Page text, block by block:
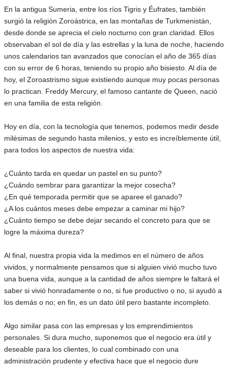
En la antigua Sumeria, entre los ríos Tigris y Éufrates, también
surgió la religión Zoroástrica, en las montañas de Turkmenistán,
desde donde se aprecia el cielo nocturno con gran claridad. Ellos
observaban el sol de día y las estrellas y la luna de noche, haciendo
unos calendarios tan avanzados que conocían el año de 365 días
con su error de 6 horas, teniendo su propio año bisiesto. Al día de
hoy, el Zoroastrismo sigue existiendo aunque muy pocas personas
lo practican. Freddy Mercury, el famoso cantante de Queen, nació
en una familia de esta religión.
Hoy en día, con la tecnología que tenemos, podemos medir desde
milésimas de segundo hasta milenios, y esto es increíblemente útil,
para todos los aspectos de nuestra vida:
¿Cuánto tarda en quedar un pastel en su punto?
¿Cuándo sembrar para garantizar la mejor cosecha?
¿En qué temporada permitir que se aparee el ganado?
¿A los cuántos meses debe empezar a caminar mi hijo?
¿Cuánto tiempo se debe dejar secando el concreto para que se
logre la máxima dureza?
Al final, nuestra propia vida la medimos en el número de años
vividos, y normalmente pensamos que si alguien vivió mucho tuvo
una buena vida, aunque a la cantidad de años siempre le faltará el
saber si vivió honradamente o no, si fue productivo o no, si ayudó a
los demás o no; en fin, es un dato útil pero bastante incompleto.
Algo similar pasa con las empresas y los emprendimientos
personales. Si dura mucho, suponemos que el negocio era útil y
deseable para los clientes, lo cual combinado con una
administración prudente y efectiva hace que el negocio dure